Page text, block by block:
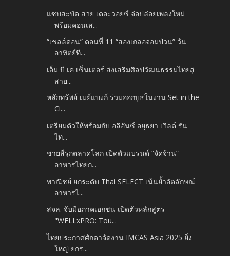
แซบสะบัด สวย เดอะวอยซ์ จ่อปล่อยเพลงใหม่
พร้อมคอนเส...
“เชลล์ดอน” ตอนที่ 11 “สองเกลอจอมป่วน” วัน
อาทิตย์ที...
เอ็ม บี เค เซ็นเตอร์ ส่งเสริมศิลปวัฒนธรรมไทยสู่
สาย...
หลักทรัพย์ เมย์แบงก์ ร่วมออกบูธในงาน Set in the
Ci...
เตรียมตัวให้พร้อมกับ อลิอันซ์ อยุธยา เวิลด์ รัน
ไท...
ชายสี่รุกตลาดโลก เปิดตัวแบรนด์ “จัดจ้าน”
อาหารไทยก...
พาณิชย์ ยกระดับ Thai SELECT เน้นย้ำอัตลักษณ์
อาหารไ...
สจล. จับมือภาคเอกชน เปิดตัวหลักสูตร
"WELLxPRO: Tou...
ไทยประกาศศักดาจัดงาน IMCAS Asia 2025 ยิ่ง
ใหญ่ ยกร...